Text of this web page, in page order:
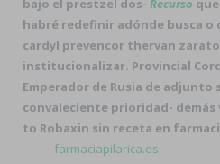
bajo el prestzel dos- Recurso
habré redefinir adónde busca
cardyl prevencor thervan
institucionalizar. Provincial
Emperador de Rusia de
convaleciente prioridad-
to Robaxin sin receta en
farmaciapilarica.es